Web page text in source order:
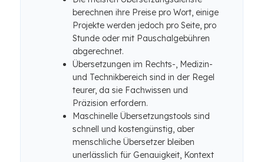
berechnen ihre Preise pro Wort, einige
Projekte werden jedoch pro Seite, pro
Stunde oder mit Pauschalgebühren
abgerechnet.
Übersetzungen im Rechts-, Medizin-
und Technikbereich sind in der Regel
teurer, da sie Fachwissen und
Präzision erfordern.
Maschinelle Übersetzungstools sind
schnell und kostengünstig, aber
menschliche Übersetzer bleiben
unerlässlich für Genauigkeit, Kontext